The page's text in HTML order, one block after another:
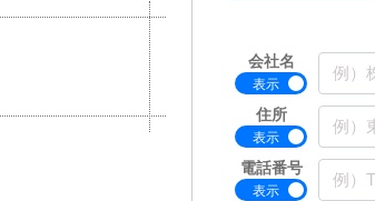
会社名
住所
電話番号